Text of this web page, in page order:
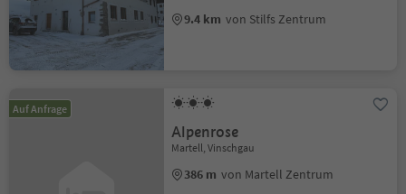
9.4 km von Stilfs Zentrum
Auf Anfrage
Alpenrose
Martell, Vinschgau
386 m von Martell Zentrum